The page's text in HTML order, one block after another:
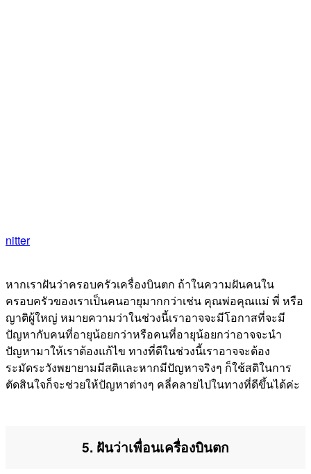
nitter
หากเราฝันว่าครอบครัวเครื่องบินตก ถ้าในความฝันคนใน
ครอบครัวของเราเป็นคนอายุมากกว่าเช่น คุณพ่อคุณแม่ พี่ หรือ
ญาติผู้ใหญ่ หมายความว่าในช่วงนี้เราอาจจะมีโอกาสที่จะมี
ปัญหากับคนที่อายุน้อยกว่าหรือคนที่อายุน้อยกว่าอาจจะนำ
ปัญหามาให้เราต้องแก้ไข ทางที่ดีในช่วงนี้เราอาจจะต้อง
ระมัดระวังพยายามมีสติและหากมีปัญหาจริงๆ ก็ใช้สติในการ
ตัดสินใจก็จะช่วยให้ปัญหาต่างๆ คลี่คลายไปในทางที่ดีขึ้นได้ค่ะ
5. ฝันว่าเพื่อนเครื่องบินตก